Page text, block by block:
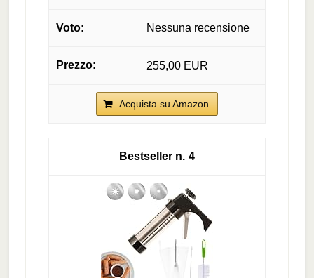
Nessuna recensione
255,00 EUR
Acquista su Amazon
4